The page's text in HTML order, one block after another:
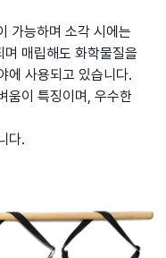
가능하며 소각 시에는
매립해도 화학물질을
에 사용되고 있습니다.
움이 특징이며, 우수한
다.